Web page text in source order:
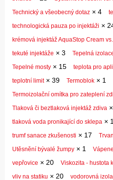
Technický a všeobecný dotaz × 4
technologická pauza po injektáži ×
krémová injektáž AquaStop Cream
tekuté injektáže × 3 Tepelná
Tepelné mosty × 15 teplota pro
teplotní limit× 39 Termoblok × 1
Termoizolační omítka pro zateplení
Tlaková či beztlaková injektáž zdiva ×
tlaková voda pronikající do sklepa ×
trumf sanace zkušenosti × 17
Utěsnění bývalé žumpy × 1
vepřovice × 20 Viskozita - hustota
vliv na statiku × 20 vodorovná